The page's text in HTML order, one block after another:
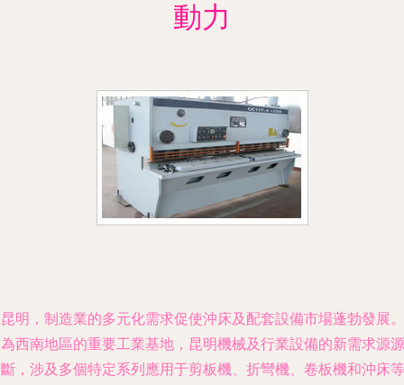
動力
明，制造業的多元化需求促使沖床及配套設備市場蓬勃發展。
西南地區的重要工業基地，昆明機械及行業設備的新需求源源
，涉及多個特定系列應用于剪板機、折彎機、卷板機和沖床等